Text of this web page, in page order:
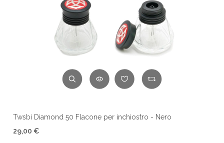
Twsbi Diamond 50 Flacone per inchiostro - Nero
29,00 €